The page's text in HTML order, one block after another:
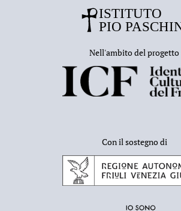
Nell'ambito del progetto
Con il sostegno di